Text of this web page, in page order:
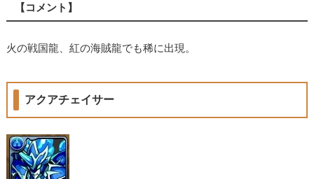
【コメント】
火の戦国龍、紅の海賊龍でも稀に出現。
アクアチェイサー